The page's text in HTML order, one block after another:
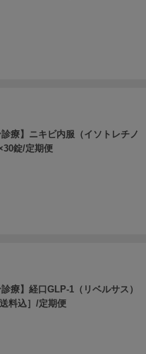
診療】ニキビ内服（イソトレチノ
錠/定期便
診療】経口GLP-1（リベルサス）
料込］/定期便